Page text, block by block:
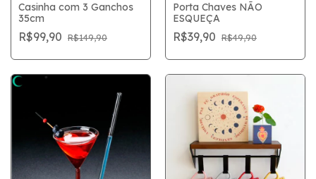
Casinha com 3 Ganchos
35cm
R$99,90 R$149,90
Porta Chaves NÃO
ESQUEÇA
R$39,90 R$49,90